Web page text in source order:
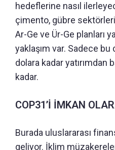
hedeflerine nasıl
çimento, gübre
Ar-Ge ve Ür-Ge planları
yaklaşım var. Sadece
dolara kadar yatırımdan
kadar.
COP31’İ İMKAN
Burada uluslararası
geliyor. İklim